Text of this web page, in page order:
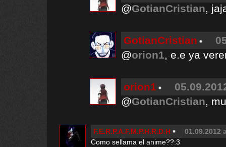
@GotianCristian,
GotianCristian
@orion1, e.e ya
orion1
@GotianCristian,
F.E.R.P.A.F.M.P.H.R.D.H
01.09.2012
Como sellama el anime??:3